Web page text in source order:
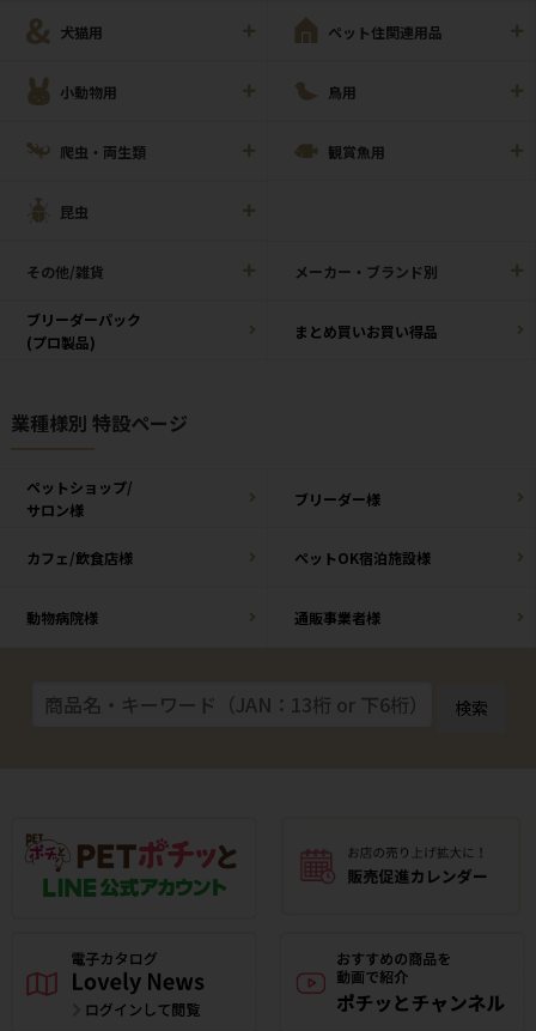
犬猫用 ペット住関連用品
小動物用 鳥用
爬虫・両生類 観賞魚用
昆虫
その他/雑貨 メーカー・ブランド別
ブリーダーパック
(プロ製品)
まとめ買いお買い得品
業種様別 特設ページ
ペットショップ/
サロン様
ブリーダー様
カフェ/飲食店様 ペットOK宿泊施設様
動物病院様 通販事業者様
検索